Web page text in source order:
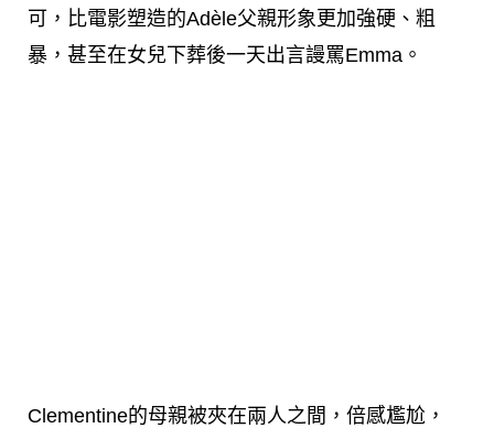
可，比電影塑造的Adèle父親形象更加強硬、粗
暴，甚至在女兒下葬後一天出言謾罵Emma。
Clementine的母親被夾在兩人之間，倍感尷尬，